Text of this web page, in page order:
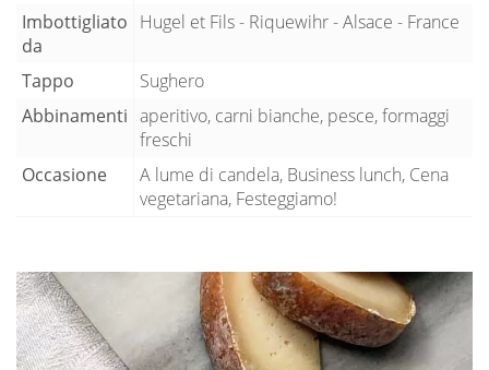
Imbottigliato
da
Hugel et Fils - Riquewihr - Alsace - France
Tappo
Sughero
Abbinamenti aperitivo, carni bianche, pesce, formaggi
freschi
Occasione
A lume di candela, Business lunch, Cena
vegetariana, Festeggiamo!